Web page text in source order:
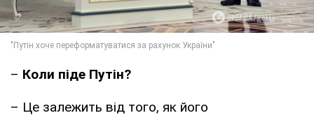
– Коли піде Путін?
– Це залежить від того, як його